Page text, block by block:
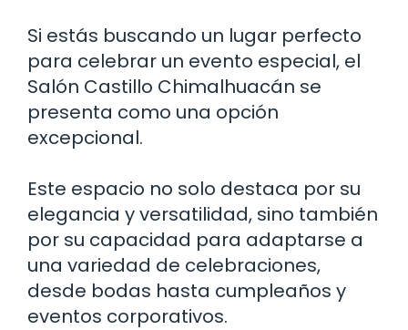
Si estás buscando un lugar perfecto
para celebrar un evento especial, el
Salón Castillo Chimalhuacán se
presenta como una opción
excepcional.
Este espacio no solo destaca por su
elegancia y versatilidad, sino también
por su capacidad para adaptarse a
una variedad de celebraciones,
desde bodas hasta cumpleaños y
eventos corporativos.